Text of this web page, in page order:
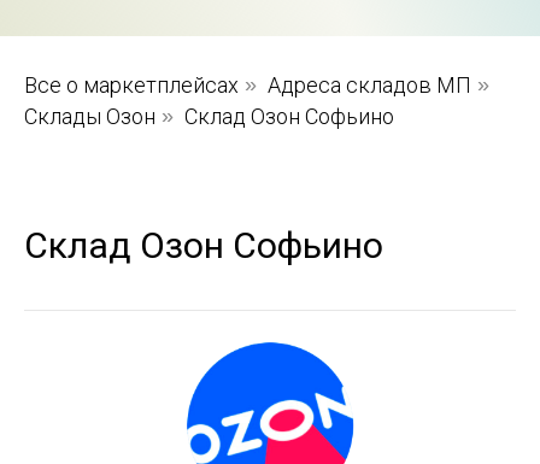
Все о маркетплейсах » Адреса складов МП »
Склады Озон » Склад Озон Софьино
Склад Озон Софьино